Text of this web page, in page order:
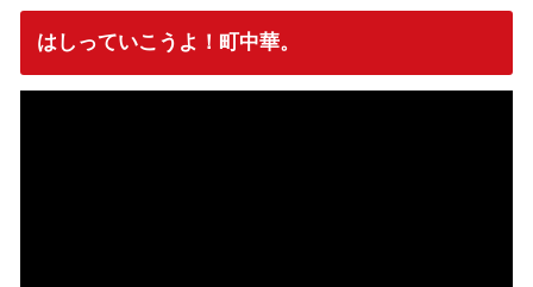
はしっていこうよ！町中華。